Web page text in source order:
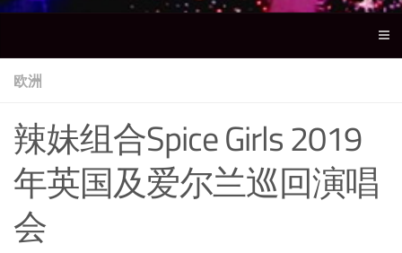
欧洲
辣妹组合Spice Girls 2019
年英国及爱尔兰巡回演唱
会